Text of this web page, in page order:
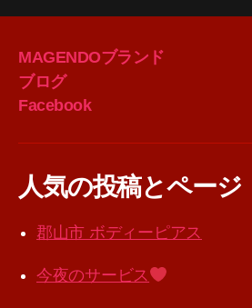
MAGENDOブランド
ブログ
Facebook
人気の投稿とページ
郡山市 ボディーピアス
今夜のサービス